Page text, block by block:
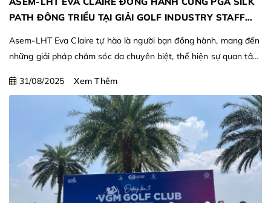
PATH ĐÔNG TRIỀU TẠI GIẢI GOLF INDUSTRY STAFF
Asem-LHT Eva Claire tự hào là người bạn đồng hành, mang đến
những giải pháp chăm sóc da chuyên biệt, thể hiện sự quan tâm
cống hiến cho sự phát triển của ngành golf.
31/08/2025 Xem Thêm